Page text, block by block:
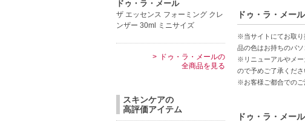
【こんな方へおす
特別な日にギフト
中文的商品説
ドゥ・ラ・メー
※当サイトにてお取り
品の色はお持ちのパ
※リニューアルやメー
ので予めご了承くださ
※お客様ご都合でのご
ドゥ・ラ・メー
ドゥ・ラ・メール
ザ エッセンス フォーミング クレ
ンザー 30ml ミニサイズ
ドゥ・ラ・メールの
全商品を見る
スキンケアの
高評価アイテム